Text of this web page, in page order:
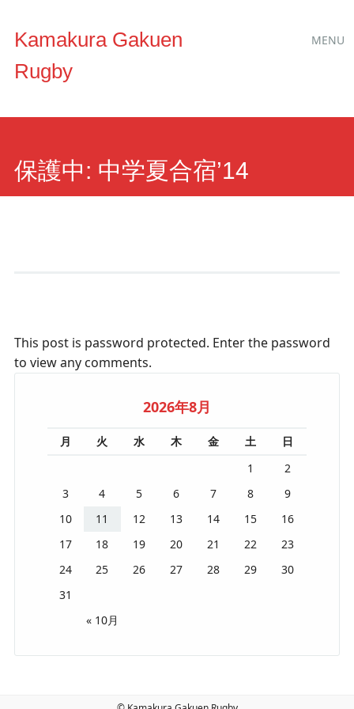
Kamakura Gakuen
Rugby
Skip to contentMENU
保護中: 中学夏合宿’14
This post is password protected. Enter the password
to view any comments.
2026年8月
月 火 水 木 金 土 日
« 10月
1
2
3
4 5 6 7 8
9
10
11 12 13 14 15
16
17
18 19 20 21 22
23
24
25 26 27 28 29
30
31